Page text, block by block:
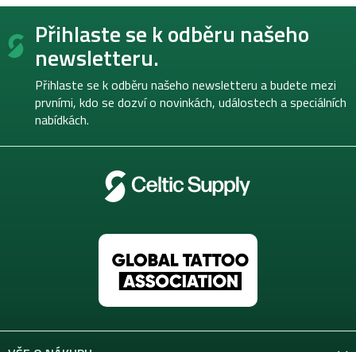
Z
Přihlaste se k odběru našeho
newsletteru.
Přihlaste se k odběru našeho newsletteru a budete mezi
prvními, kdo se dozví o novinkách, událostech a speciálních
nabídkách.